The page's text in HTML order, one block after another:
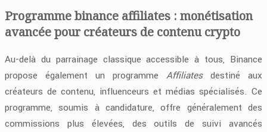
Programme binance affiliates : monétisation
avancée pour créateurs de contenu crypto
Au-delà du parrainage classique accessible à tous, Binance
propose également un programme Affiliatesdestiné aux
créateurs de contenu, influenceurs et médias spécialisés. Ce
programme, soumis à candidature, offre généralement des
commissions plus élevées, des outils de suivi avancés